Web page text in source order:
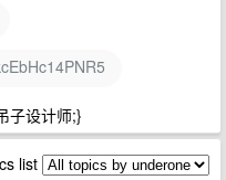
子设计师;}
list